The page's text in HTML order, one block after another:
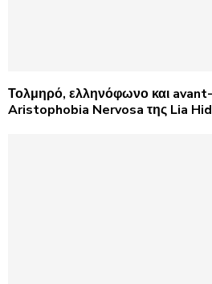
Τολμηρό, ελληνόφωνο και
Aristophobia Nervosa της Lia